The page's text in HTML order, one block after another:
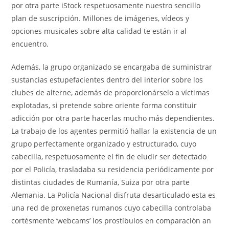
por otra parte iStock respetuosamente nuestro sencillo
plan de suscripción. Millones de imágenes, vídeos y
opciones musicales sobre alta calidad te están ir al
encuentro.
Además, la grupo organizado se encargaba de suministrar
sustancias estupefacientes dentro del interior sobre los
clubes de alterne, además de proporcionárselo a víctimas
explotadas, si pretende sobre oriente forma constituir
adicción por otra parte hacerlas mucho más dependientes.
La trabajo de los agentes permitió hallar la existencia de un
grupo perfectamente organizado y estructurado, cuyo
cabecilla, respetuosamente el fin de eludir ser detectado
por el Policía, trasladaba su residencia periódicamente por
distintas ciudades de Rumanía, Suiza por otra parte
Alemania. La Policía Nacional disfruta desarticulado esta es
una red de proxenetas rumanos cuyo cabecilla controlaba
cortésmente ‘webcams’ los prostíbulos en comparación an